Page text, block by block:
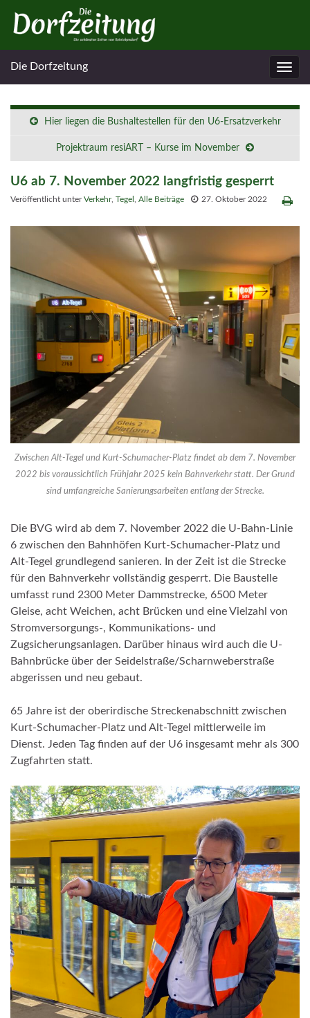
Die Dorfzeitung
Hier liegen die Bushaltestellen für den U6-Ersatzverkehr
Projektraum resiART – Kurse im November
U6 ab 7. November 2022 langfristig gesperrt
Veröffentlicht unterVerkehr, Tegel Alle Beiträge 27. Oktober 2022
Zwischen Alt-Tegel und Kurt-Schumacher-Platz findet ab dem 7. November
2022 bis voraussichtlich Frühjahr 2025 kein Bahnverkehr statt. Der Grund
sind umfangreiche Sanierungsarbeiten entlang der Strecke.
Die BVG wird ab dem 7. November 2022 die U-Bahn-Linie
6 zwischen den Bahnhöfen Kurt-Schumacher-Platz und
Alt-Tegel grundlegend sanieren. In der Zeit ist die Strecke
für den Bahnverkehr vollständig gesperrt. Die Baustelle
umfasst rund 2300 Meter Dammstrecke, 6500 Meter
Gleise, acht Weichen, acht Brücken und eine Vielzahl von
Stromversorgungs-, Kommunikations- und
Zugsicherungsanlagen. Darüber hinaus wird auch die U-
Bahnbrücke über der Seidelstraße/Scharnweberstraße
abgerissen und neu gebaut.
65 Jahre ist der oberirdische Streckenabschnitt zwischen
Kurt-Schumacher-Platz und Alt-Tegel mittlerweile im
Dienst. Jeden Tag finden auf der U6 insgesamt mehr als 300
Zugfahrten statt.